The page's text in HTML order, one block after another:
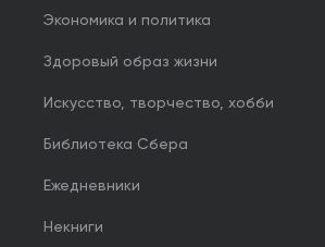
Экономика и политика
Здоровый образ жизни
Искусство, творчество, хобби
Библиотека Сбера
Ежедневники
Некниги